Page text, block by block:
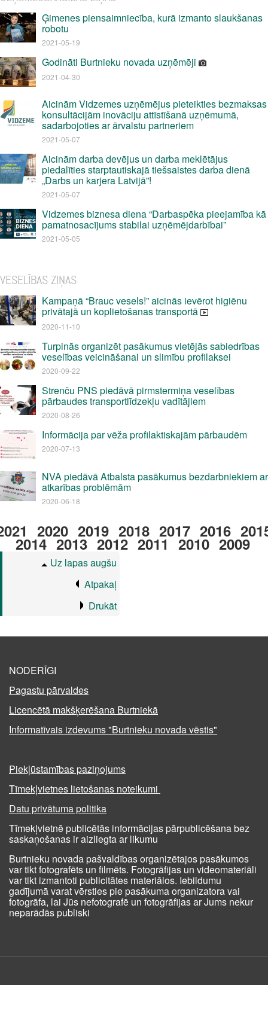
Ģimenes piensaimniecība, kurā izmanto slaukšanas
robotu
2021-05-19
Godināti Burtnieku novada uzņēmēji
2021-04-30
Aicinām Vidzemes uzņēmējus pieteikties bezmaksas
konsultācijām inovāciju attīstīšanā uzņēmumā,
sadarbojoties ar ārvalstu partneriem
2021-05-07
Aicinām darba devējus un darba meklētājus
piedalīties starptautiskajā tiešsaistes darba dienā
„Darbs un karjera Latvijā”!
2021-05-07
Vidzemes biznesa diena “Darbaspēka pieejamība kā
pamatnosacījums stabilai uzņēmējdarbībai”
2021-05-05
VESELĪBAS ZIŅAS
Kampaņā “Brauc vesels!” aicinās ievērot higiēnu
privātajā un koplietošanas transportā
2020-11-10
Turpinās organizēt pasākumus vietējās sabiedrības
veselības veicināšanai un slimību profilaksei
2020-09-22
Strenču PNS piedāvā pirmstermiņa veselības
pārbaudes transportlīdzekļu vadītājiem
2020-08-26
Informācija par vēža profilaktiskajām pārbaudēm
2020-07-13
NVA piedāvā Atbalsta pasākumus bezdarbniekiem ar
atkarības problēmām
2020-06-18
2020 2019 2018 2017 2016
2014 2013 2012 2011 2010 2009
Uz lapas augšu
Atpakaļ
Drukāt
NODERĪGI
Pagastu pārvaldes
Licencētā makšķerēšana Burtniekā
Informatīvais izdevums "Burtnieku novada vēstis"
Piekļūstamības paziņojums
Tīmekļvietnes lietošanas noteikumi
Datu privātuma politika
Tīmekļvietnē publicētās informācijas pārpublicēšana bez
saskaņošanas ir aizliegta ar likumu
Burtnieku novada pašvaldības organizētajos pasākumos
var tikt fotografēts un filmēts. Fotogrāfijas un videomateriāli
var tikt izmantoti publicitātes materiālos. Iebildumu
gadījumā varat vērsties pie pasākuma organizatora vai
fotogrāfa, lai Jūs nefotografē un fotogrāfijas ar Jums nekur
neparādās publiski